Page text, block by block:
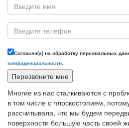
Согласен(а) на обработку персональных
конфиденциальности.
Многие из нас сталкиваются с
в том числе с плоскостопием,
рассчитывала, что мы будем
поверхности большую часть своей